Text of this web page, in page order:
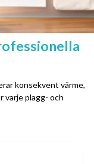
konsekvent värme,
varje plagg- och